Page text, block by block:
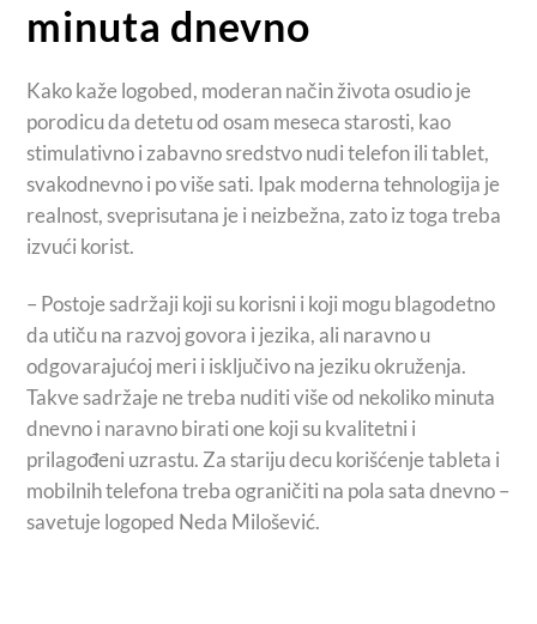
minuta dnevno
Kako kaže logobed, moderan način života osudio je
porodicu da detetu od osam meseca starosti, kao
stimulativno i zabavno sredstvo nudi telefon ili tablet,
svakodnevno i po više sati. Ipak moderna tehnologija je
realnost, sveprisutana je i neizbežna, zato iz toga treba
izvući korist.
– Postoje sadržaji koji su korisni i koji mogu blagodetno
da utiču na razvoj govora i jezika, ali naravno u
odgovarajućoj meri i isključivo na jeziku okruženja.
Takve sadržaje ne treba nuditi više od nekoliko minuta
dnevno i naravno birati one koji su kvalitetni i
prilagođeni uzrastu. Za stariju decu korišćenje tableta i
mobilnih telefona treba ograničiti na pola sata dnevno –
savetuje logoped Neda Milošević.